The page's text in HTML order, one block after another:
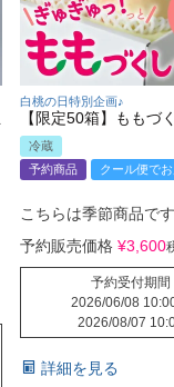
白桃の日特別企画♪
【限定50箱】ももづ
冷蔵
予約商品
クール便で
こちらは季節商品です
予約販売価格 ¥3,600
予約受付期間
2026/06/08
2026/08/07
詳細を見る